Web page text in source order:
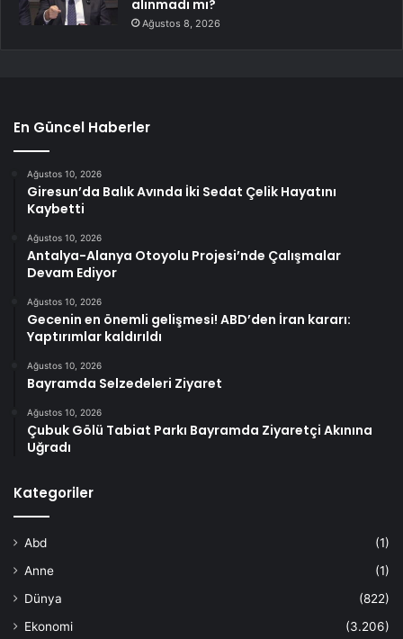
alınmadı mı?
Ağustos 8, 2026
En Güncel Haberler
Ağustos 10, 2026
Giresun’da Balık Avında İki Sedat Çelik Hayatını
Kaybetti
Ağustos 10, 2026
Antalya-Alanya Otoyolu Projesi’nde Çalışmalar
Devam Ediyor
Ağustos 10, 2026
Gecenin en önemli gelişmesi! ABD’den İran kararı:
Yaptırımlar kaldırıldı
Ağustos 10, 2026
Bayramda Selzedeleri Ziyaret
Ağustos 10, 2026
Çubuk Gölü Tabiat Parkı Bayramda Ziyaretçi Akınına
Uğradı
Kategoriler
Abd
(1)
Anne
(1)
Dünya
(822)
Ekonomi
(3.206)